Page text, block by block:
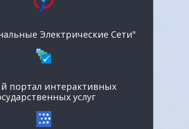
Электрические Сети"
портал интерактивных
услуг